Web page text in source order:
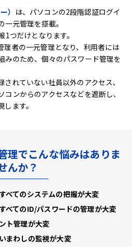
） は、 パソコンの2段階認証ログイ
元管理を搭載。
つだけとなります。
理者の一元管理となり、利用者には
みのため、個々のパスワード管理を
れていない社員以外のアクセス、
ンからのアクセスなどを遮断し、
ます。
理でこんな悩みはありま
んか？
べてのシステムの把握が大変
べてのID/パスワードの管理が大変
ト管理が大変
まわしの監視が大変